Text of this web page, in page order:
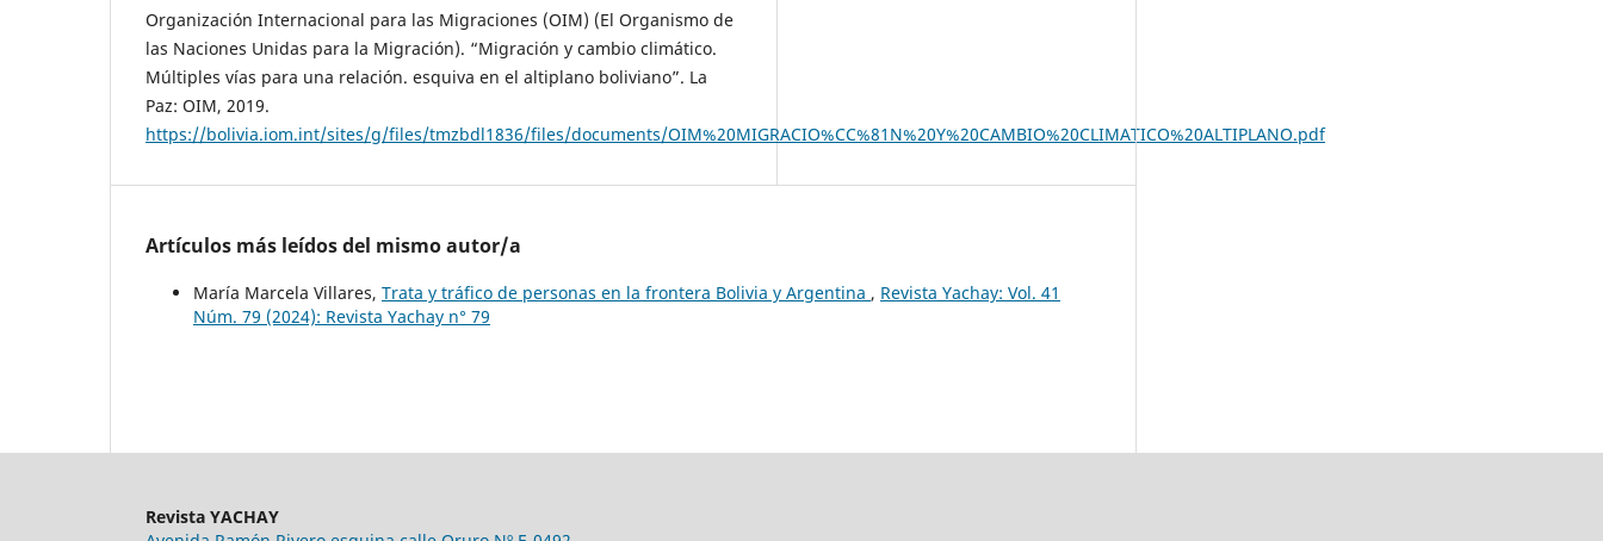
Organización Internacional para las Migraciones (OIM) (El Organismo de
las Naciones Unidas para la Migración). “Migración y cambio climático.
Múltiples vías para una relación. esquiva en el altiplano boliviano”. La
Paz: OIM, 2019.
https://bolivia.iom.int/sites/g/files/tmzbdl1836/files/documents/OIM%20MIGRACIO%CC%81N%20Y%20CAMBIO%20CLIMATICO%20ALTIPLANO.pdf
Artículos más leídos del mismo autor/a
María Marcela Villares, Trata y tráfico de personas en la frontera Bolivia y Argentina , Revista Yachay: Vol. 41
Núm. 79 (2024): Revista Yachay n° 79
Revista YACHAY